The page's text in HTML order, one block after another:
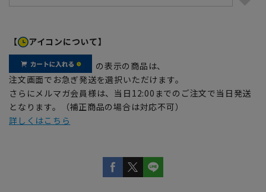
【 アイコンについて】
の表示の商品は、
注文画面でお急ぎ発送を選択いただけます。
さらにメルマガ会員様は、当日12:00までのご注文で当日発送
となります。（補正商品の場合は対応不可）
詳しくはこちら